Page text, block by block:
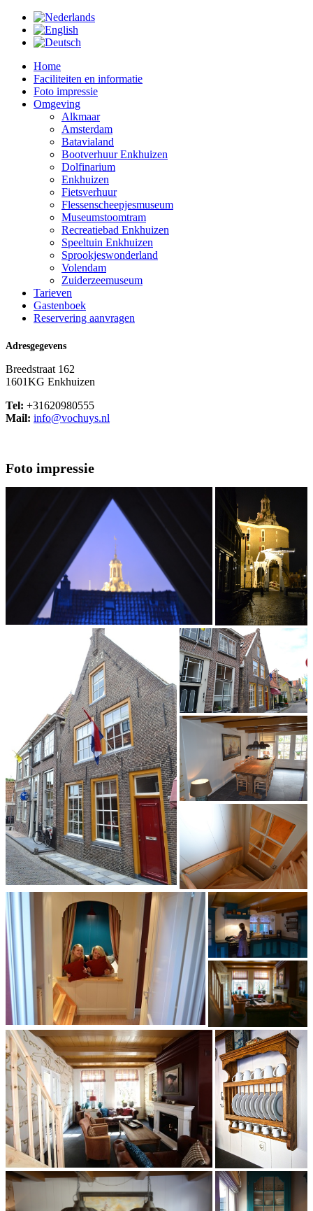
naar
Home
Faciliteiten en informatie
Foto impressie
Omgeving
Alkmaar
Amsterdam
Batavialand
Bootverhuur Enkhuizen
Dolfinarium
Enkhuizen
Fietsverhuur
Flessenscheepjesmuseum
Museumstoomtram
Recreatiebad Enkhuizen
Speeltuin Enkhuizen
Sprookjeswonderland
Volendam
Zuiderzeemuseum
Tarieven
Gastenboek
Reservering aanvragen
Adresgegevens
Breedstraat 162
1601KG Enkhuizen
Tel: +31620980555
Mail: info@vochuys.nl
Foto impressie